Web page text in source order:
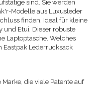
sind. Sie werden
Modelle aus Luxusleder
finden. Ideal für kleine
und Etui. Dieser robuste
Laptoptasche. Welches
Eastpak Lederrucksack
die viele Patente auf